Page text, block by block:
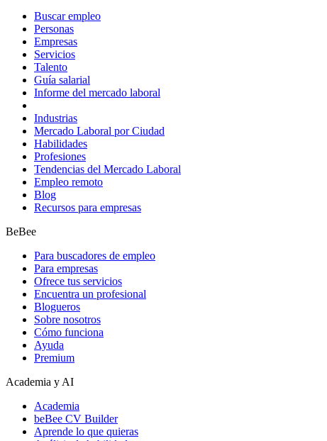
Buscar empleo
Personas
Empresas
Servicios
Talento
Guía salarial
Informe del mercado laboral
Industrias
Mercado Laboral por Ciudad
Habilidades
Profesiones
Tendencias del Mercado Laboral
Empleo remoto
Blog
Recursos para empresas
BeBee
Para buscadores de empleo
Para empresas
Ofrece tus servicios
Encuentra un profesional
Blogueros
Sobre nosotros
Cómo funciona
Ayuda
Premium
Academia y AI
Academia
beBee CV Builder
Aprende lo que quieras